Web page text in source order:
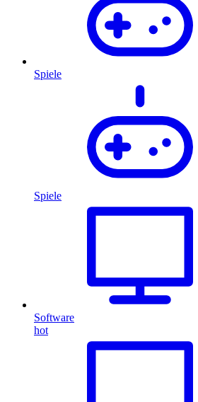
Spiele
Spiele
Software
hot